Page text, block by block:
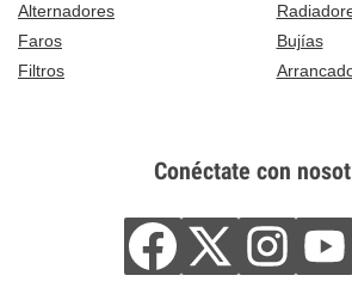
Alternadores
Faros
Bujías
Filtros
Conéctate con